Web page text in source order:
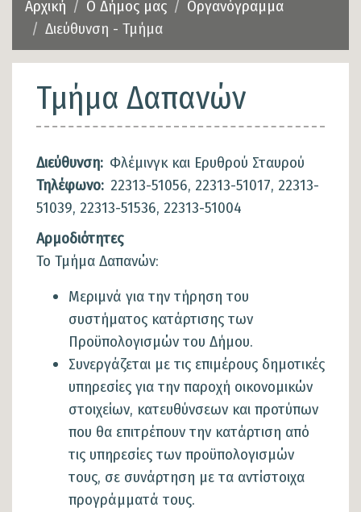
Αρχική Ο Δήμος μας
Οργανόγραμμα
Διεύθυνση - Τμήμα
Τμήμα Δαπανών
Διεύθυνση: Φλέμινγκ και Ερυθρού Σταυρού
Τηλέφωνο: 22313-51056, 22313-51017, 22313-
51039, 22313-51536, 22313-51004
Αρμοδιότητες
Το Τμήμα Δαπανών:
Μεριμνά για την τήρηση του
συστήματος κατάρτισης των
Προϋπολογισμών του Δήμου.
Συνεργάζεται με τις επιμέρους δημοτικές
υπηρεσίες για την παροχή οικονομικών
στοιχείων, κατευθύνσεων και προτύπων
που θα επιτρέπουν την κατάρτιση από
τις υπηρεσίες των προϋπολογισμών
τους, σε συνάρτηση με τα αντίστοιχα
προγράμματά τους.